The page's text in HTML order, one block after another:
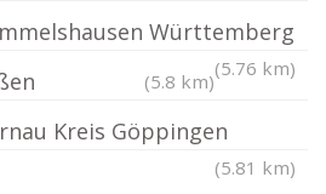
Württemberg
(5.76 km)
(5.8 km)
Kreis Göppingen
(5.81 km)